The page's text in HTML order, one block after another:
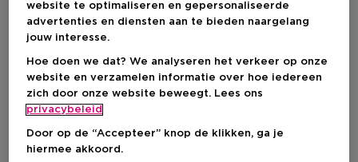
website te optimaliseren en gepersonaliseerde
advertenties en diensten aan te bieden naargelang
jouw interesse.
Hoe doen we dat? We analyseren het verkeer op onze
website en verzamelen informatie over hoe iedereen
zich door onze website beweegt. Lees ons
privacybeleid
Door op de “Accepteer” knop de klikken, ga je
hiermee akkoord.